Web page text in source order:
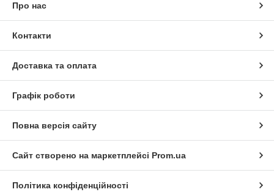
Про нас
Контакти
Доставка та оплата
Графік роботи
Повна версія сайту
Сайт створено на маркетплейсі Prom.ua
Політика конфіденційності